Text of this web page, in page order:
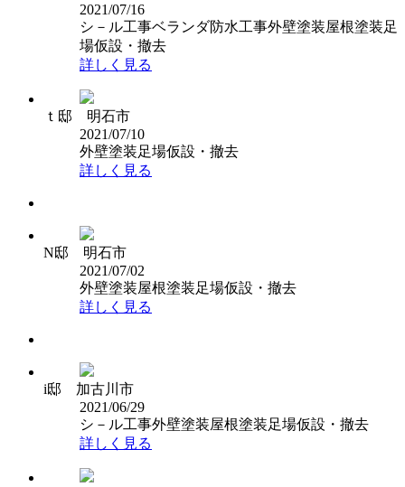
2021/07/16
シ－ル工事ベランダ防水工事外壁塗装屋根塗装足
場仮設・撤去
詳しく見る
ｔ邸 明石市
2021/07/10
外壁塗装足場仮設・撤去
詳しく見る
N邸 明石市
2021/07/02
外壁塗装屋根塗装足場仮設・撤去
詳しく見る
i邸 加古川市
2021/06/29
シ－ル工事外壁塗装屋根塗装足場仮設・撤去
詳しく見る